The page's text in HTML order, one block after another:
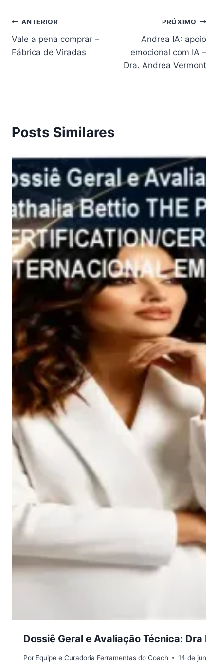
Navegação
de
ANTERIOR
Vale a pena comprar –
Fábrica de Viradas
PRÓXIMO
Andrea IA: apoio
emocional com IA –
Dra. Andrea Vermont
Posts Similares
Dossiê Geral e Avaliação Técnica: Dra
Por Equipe e Curadoria Ferramentas do Coach 14 de junho